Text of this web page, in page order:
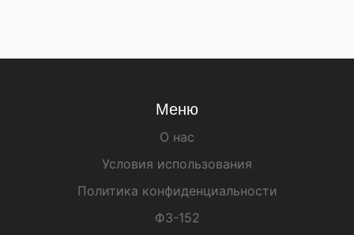
Меню
О нас
Условия использования
Политика конфиденциальности
ФЗ-152